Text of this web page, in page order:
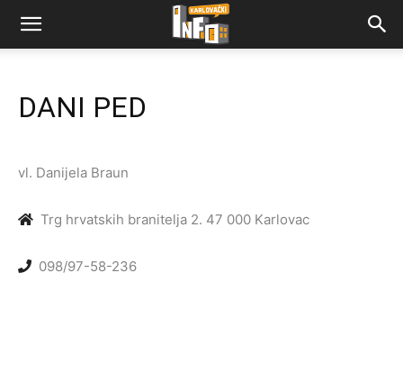
DANI PED
vl. Danijela Braun
Trg hrvatskih branitelja 2. 47 000 Karlovac
098/97-58-236